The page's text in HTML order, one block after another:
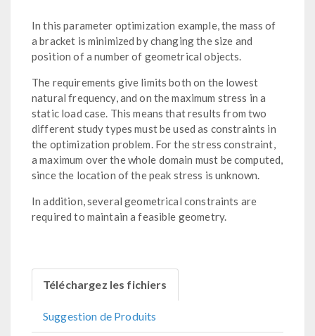
In this parameter optimization example, the mass of
a bracket is minimized by changing the size and
position of a number of geometrical objects.
The requirements give limits both on the lowest
natural frequency, and on the maximum stress in a
static load case. This means that results from two
different study types must be used as constraints in
the optimization problem. For the stress constraint,
a maximum over the whole domain must be computed,
since the location of the peak stress is unknown.
In addition, several geometrical constraints are
required to maintain a feasible geometry.
Téléchargez les fichiers
Suggestion de Produits